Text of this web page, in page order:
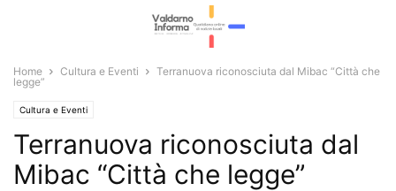
Home Cultura e Eventi
Terranuova riconosciuta dal Mibac “Città che
legge”
Cultura e Eventi
Terranuova riconosciuta dal
Mibac “Città che legge”